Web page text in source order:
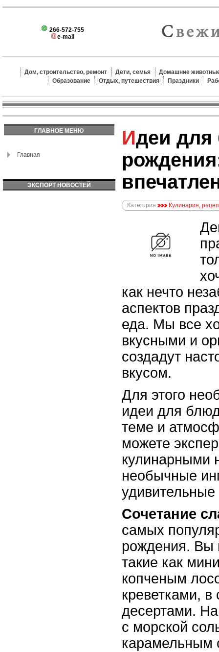
266-572-755
e-mail
Дом, строительство, ремонт Дети, семья
Домашние
Образование
Отдых, путешествия Праздники
ГЛАВНОЕ МЕНЮ
Главная
ЭКСПОРТ НОВОСТЕЙ
Идеи для блюд на день
Категория Кулинария,
как нечто
аспектов
еда. Мы все
вкусными и
создадут
вкусом.
Для этого
идеи для
теме и
можете
кулинарными
необычные
удивительные
Сочетание
самых
рождения. Вы
такие как
копченым
креветками,
десертами.
с морской
карамельным